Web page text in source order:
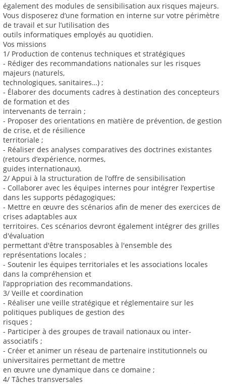
également des modules de sensibilisation aux risques majeurs.
Vous disposerez d’une formation en interne sur votre périmètre
de travail et sur l’utilisation des
outils informatiques employés au quotidien.
Vos missions
1/ Production de contenus techniques et stratégiques
- Rédiger des recommandations nationales sur les risques
majeurs (naturels,
technologiques, sanitaires…) ;
- Élaborer des documents cadres à destination des concepteurs
de formation et des
intervenants de terrain ;
- Proposer des orientations en matière de prévention, de gestion
de crise, et de résilience
territoriale ;
- Réaliser des analyses comparatives des doctrines existantes
(retours d’expérience, normes,
guides internationaux).
2/ Appui à la structuration de l’offre de sensibilisation
- Collaborer avec les équipes internes pour intégrer l’expertise
dans les supports pédagogiques;
- Mettre en œuvre des scénarios afin de mener des exercices de
crises adaptables aux
territoires. Ces scénarios devront également intégrer des grilles
d'évaluation
permettant d'être transposables à l'ensemble des
représentations locales ;
- Soutenir les équipes territoriales et les associations locales
dans la compréhension et
l’appropriation des recommandations.
3/ Veille et coordination
- Réaliser une veille stratégique et réglementaire sur les
politiques publiques de gestion des
risques ;
- Participer à des groupes de travail nationaux ou inter-
associatifs ;
- Créer et animer un réseau de partenaire institutionnels ou
universitaires permettant de mettre
en œuvre une dynamique dans ce domaine ;
4/ Tâches transversales